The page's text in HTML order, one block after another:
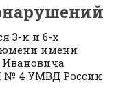
3-и и 6-х
имени
Ивановича
№ 4 УМВД России